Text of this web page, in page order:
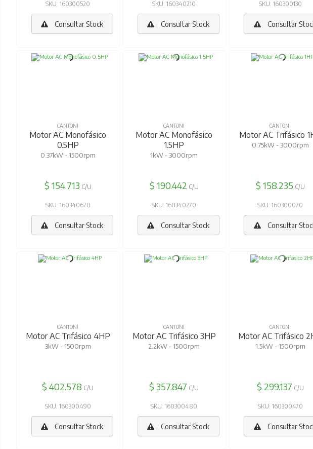
SKU: 160300520
Consultar Stock
SKU: 160340210
Consultar Stock
SKU: 160300130
Consultar
CANTONI
Motor AC Monofásico
0.5HP
0.37kW - 1500rpm
$ 154.713 C/U
SKU: 160340670
Consultar Stock
CANTONI
Motor AC Monofásico
1.5HP
1kW - 3000rpm
$ 190.442 C/U
SKU: 160340270
Consultar Stock
CANTONI
Motor AC Trifásico
0.75kW - 3000rpm
$ 158.235 C/U
SKU: 160300070
Consultar
CANTONI
Motor AC Trifásico 4HP
3kW - 1500rpm
$ 402.578 C/U
SKU: 160300490
Consultar Stock
CANTONI
Motor AC Trifásico 3HP
2.2kW - 1500rpm
$ 357.847 C/U
SKU: 160300480
Consultar Stock
CANTONI
Motor AC Trifásico
1.5kW - 1500rpm
$ 299.137 C/U
SKU: 160300470
Consultar